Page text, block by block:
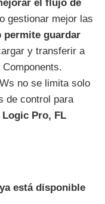
el flujo de
gestionar mejor las
permite guardar
y transferir a
no se limita solo
de control para
Logic Pro, FL
ya está disponible